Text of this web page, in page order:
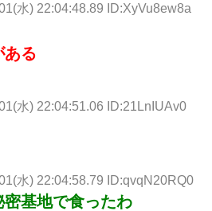
水) 22:04:48.89 ID:XyVu8ew8a
ある
水) 22:04:51.06 ID:21LnIUAv0
水) 22:04:58.79 ID:qvqN20RQ0
基地で食ったわ